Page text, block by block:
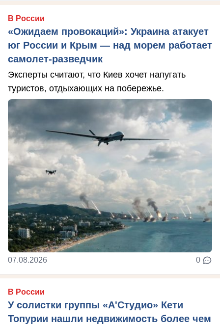
В России
«Ожидаем провокаций»: Украина атакует
юг России и Крым — над морем работает
самолет-разведчик
Эксперты считают, что Киев хочет напугать
туристов, отдыхающих на побережье.
07.08.2026 0
В России
У солистки группы «А'Студио» Кети
Топурии нашли недвижимость более чем